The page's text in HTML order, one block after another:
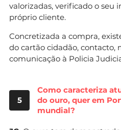
valorizadas, verificado o seu
próprio cliente.
Concretizada a compra,
do cartão cidadão, contacto,
comunicação à Policia
5
Como caracteriza
do ouro, quer em
mundial?